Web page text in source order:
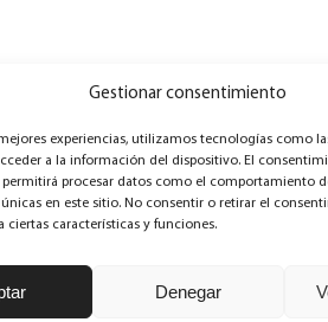
Gestionar consentimiento
experiencias, utilizamos tecnologías como
a la información del dispositivo. El
procesar datos como el comportamiento
en este sitio. No consentir o retirar el
ciertas características y funciones.
Denegar